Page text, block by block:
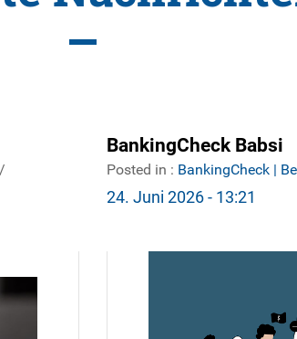
/
BankingCheck Babsi
Posted in : BankingCheck |
24. Juni 2026 - 13:21